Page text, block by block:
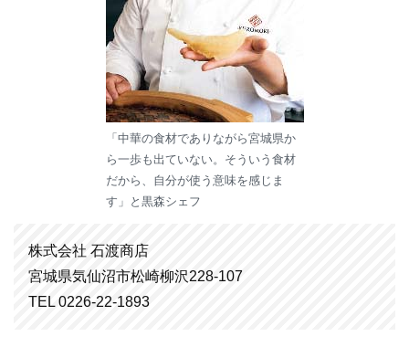
「中華の食材でありながら宮城県か
ら一歩も出ていない。そういう食材
だから、自分が使う意味を感じま
す」と黒森シェフ
株式会社 石渡商店
宮城県気仙沼市松崎柳沢228-107
TEL 0226-22-1893